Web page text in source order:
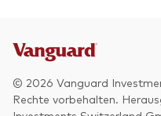
© 2026 Vanguard
Rechte vorbehalten.